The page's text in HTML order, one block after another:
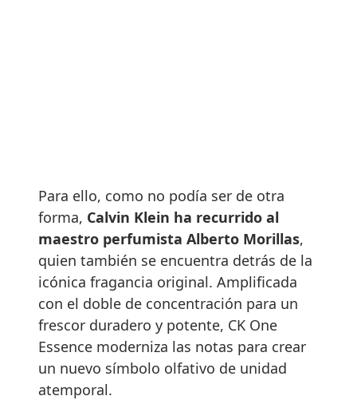
Para ello, como no podía ser de otra
forma, Calvin Klein ha recurrido al
maestro perfumista Alberto Morillas,
quien también se encuentra detrás de la
icónica fragancia original. Amplificada
con el doble de concentración para un
frescor duradero y potente, CK One
Essence moderniza las notas para crear
un nuevo símbolo olfativo de unidad
atemporal.